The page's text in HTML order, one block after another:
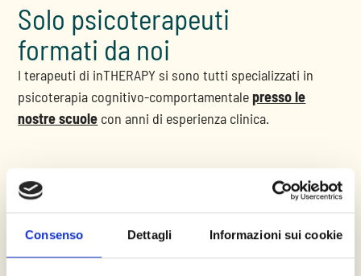
Consenso Dettagli Informazioni sui cookie
Solo psicoterapeuti
formati da noi
I terapeuti di inTHERAPY si sono tutti specializzati in
psicoterapia cognitivo-comportamentalepresso le
nostre scuole con anni di esperienza clinica.
Psicologo, psicoterapeuta e psichiatra
Psicologo